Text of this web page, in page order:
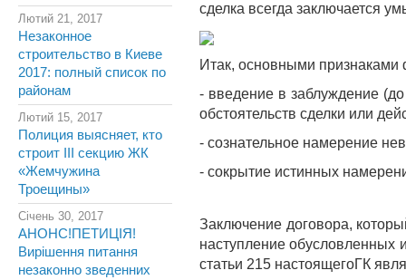
Лютий 21, 2017
Незаконное
строительство в Киеве
2017: полный список по
районам
Лютий 15, 2017
Полиция выясняет, кто
строит III секцию ЖК
«Жемчужина
Троещины»
Січень 30, 2017
АНОНС!ПЕТИЦІЯ!
Вирішення питання
незаконно зведенних
сделка всегда заключается
Итак, основными признаками
- введение в заблуждение (до
обстоятельств сделки или
- сознательное намерение
- сокрытие истинных
Заключение договора,
наступление обусловленных
статьи 215 настоящегоГК